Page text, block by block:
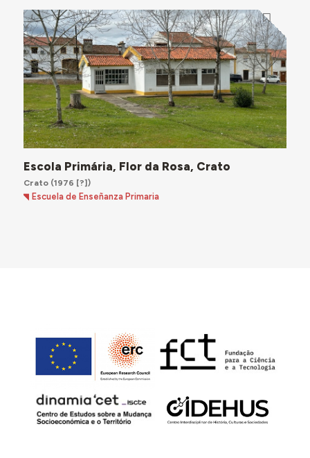
Escola Primária, Flor da Rosa, Crato
Crato(1976 [?])
Escuela de Enseñanza Primaria